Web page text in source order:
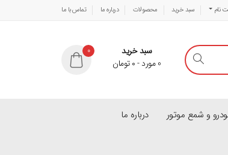
نام سبد خرید محصولات درباره ما تماس با ما
0
سبد خرید
0مورد-۰ تومان
و شمع موتور درباره ما